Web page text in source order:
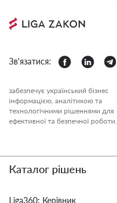
Зв'язатися:
забезпечує український бізнес
інформацією, аналітикою та
технологічними рішеннями для
ефективної та безпечної роботи.
Каталог рішень
Liga360: Керівник